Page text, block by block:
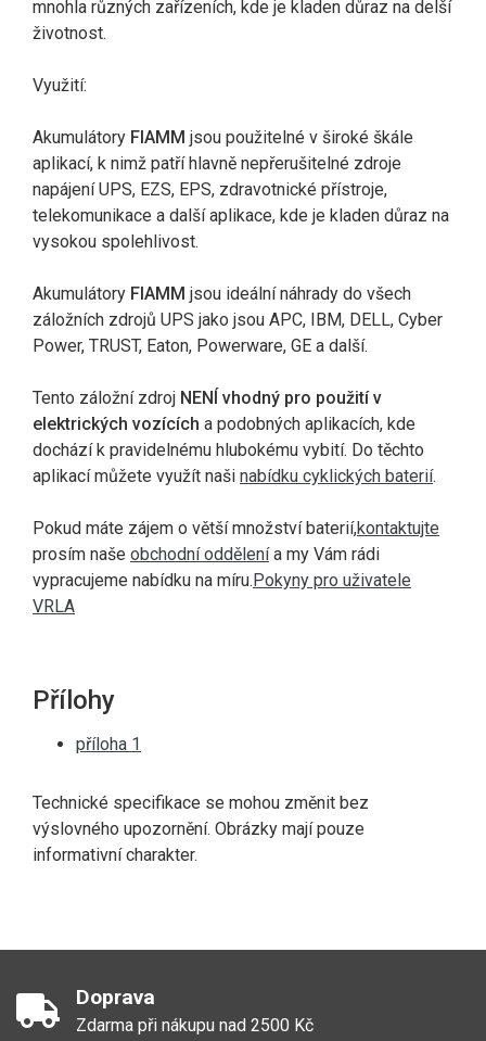
mnohla různých zařízeních, kde je kladen důraz na delší
životnost.
Využití:
Akumulátory FIAMM jsou použitelné v široké škále
aplikací, k nimž patří hlavně nepřerušitelné zdroje
napájení UPS, EZS, EPS, zdravotnické přístroje,
telekomunikace a další aplikace, kde je kladen důraz na
vysokou spolehlivost.
Akumulátory FIAMM jsou ideální náhrady do všech
záložních zdrojů UPS jako jsou APC, IBM, DELL, Cyber
Power, TRUST, Eaton, Powerware, GE a další.
Tento záložní zdroj NENÍ vhodný pro použití v
elektrických vozících a podobných aplikacích, kde
dochází k pravidelnému hlubokému vybití. Do těchto
aplikací můžete využít naši nabídku cyklických baterií.
Pokud máte zájem o větší množství baterií,kontaktujte
prosím naše obchodní oddělenía my Vám rádi
vypracujeme nabídku na míru.Pokyny pro uživatele
VRLA
Přílohy
příloha 1
Technické specifikace se mohou změnit bez
výslovného upozornění. Obrázky mají pouze
informativní charakter.
Doprava
Zdarma při nákupu nad 2500 Kč